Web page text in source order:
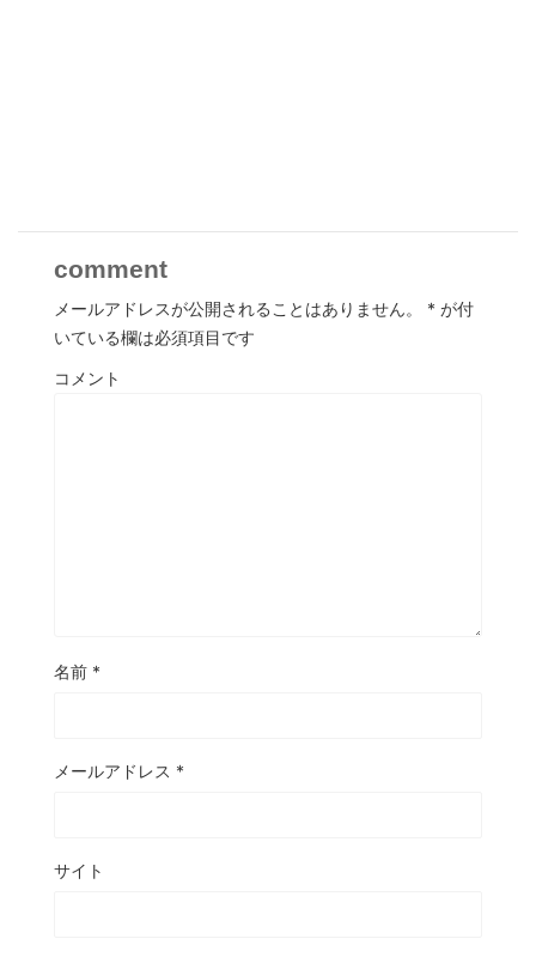
comment
メールアドレスが公開されることはありません。 * が付
いている欄は必須項目です
コメント
名前 *
メールアドレス *
サイト